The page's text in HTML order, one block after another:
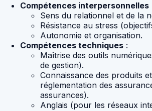
Compétences interpersonnelles
Sens du relationnel et de la
Résistance au stress
Autonomie et organisation.
Compétences techniques :
Maîtrise des outils
de gestion).
Connaissance des produits
réglementation des
assurances).
Anglais (pour les réseaux